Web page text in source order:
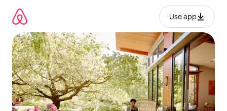
เนื้อหา
Use app